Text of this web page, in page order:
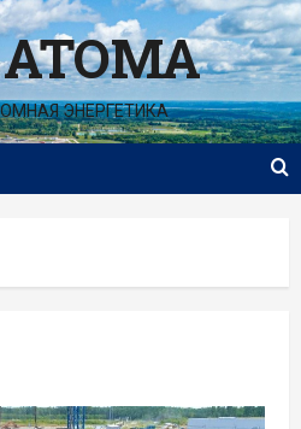
ЭНЕРГЕТИКА